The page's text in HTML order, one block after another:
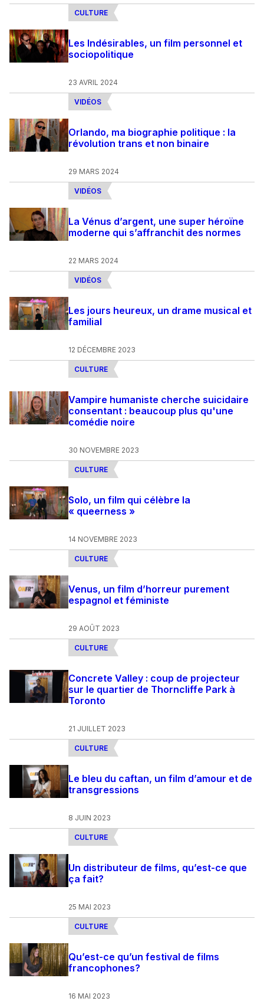
CULTURE
Les Indésirables, un film personnel et
sociopolitique
23 AVRIL 2024
VIDÉOS
Orlando, ma biographie politique : la
révolution trans et non binaire
29 MARS 2024
VIDÉOS
La Vénus d’argent, une super héroïne
moderne qui s’affranchit des normes
22 MARS 2024
VIDÉOS
Les jours heureux, un drame musical et
familial
12 DÉCEMBRE 2023
CULTURE
Vampire humaniste cherche suicidaire
consentant : beaucoup plus qu'une
comédie noire
30 NOVEMBRE 2023
CULTURE
Solo, un film qui célèbre la
« queerness »
14 NOVEMBRE 2023
CULTURE
Venus, un film d’horreur purement
espagnol et féministe
29 AOÛT 2023
CULTURE
Concrete Valley : coup de projecteur
sur le quartier de Thorncliffe Park à
Toronto
21 JUILLET 2023
CULTURE
Le bleu du caftan, un film d’amour et de
transgressions
8 JUIN 2023
CULTURE
Un distributeur de films, qu’est-ce que
ça fait?
25 MAI 2023
CULTURE
Qu’est-ce qu’un festival de films
francophones?
16 MAI 2023